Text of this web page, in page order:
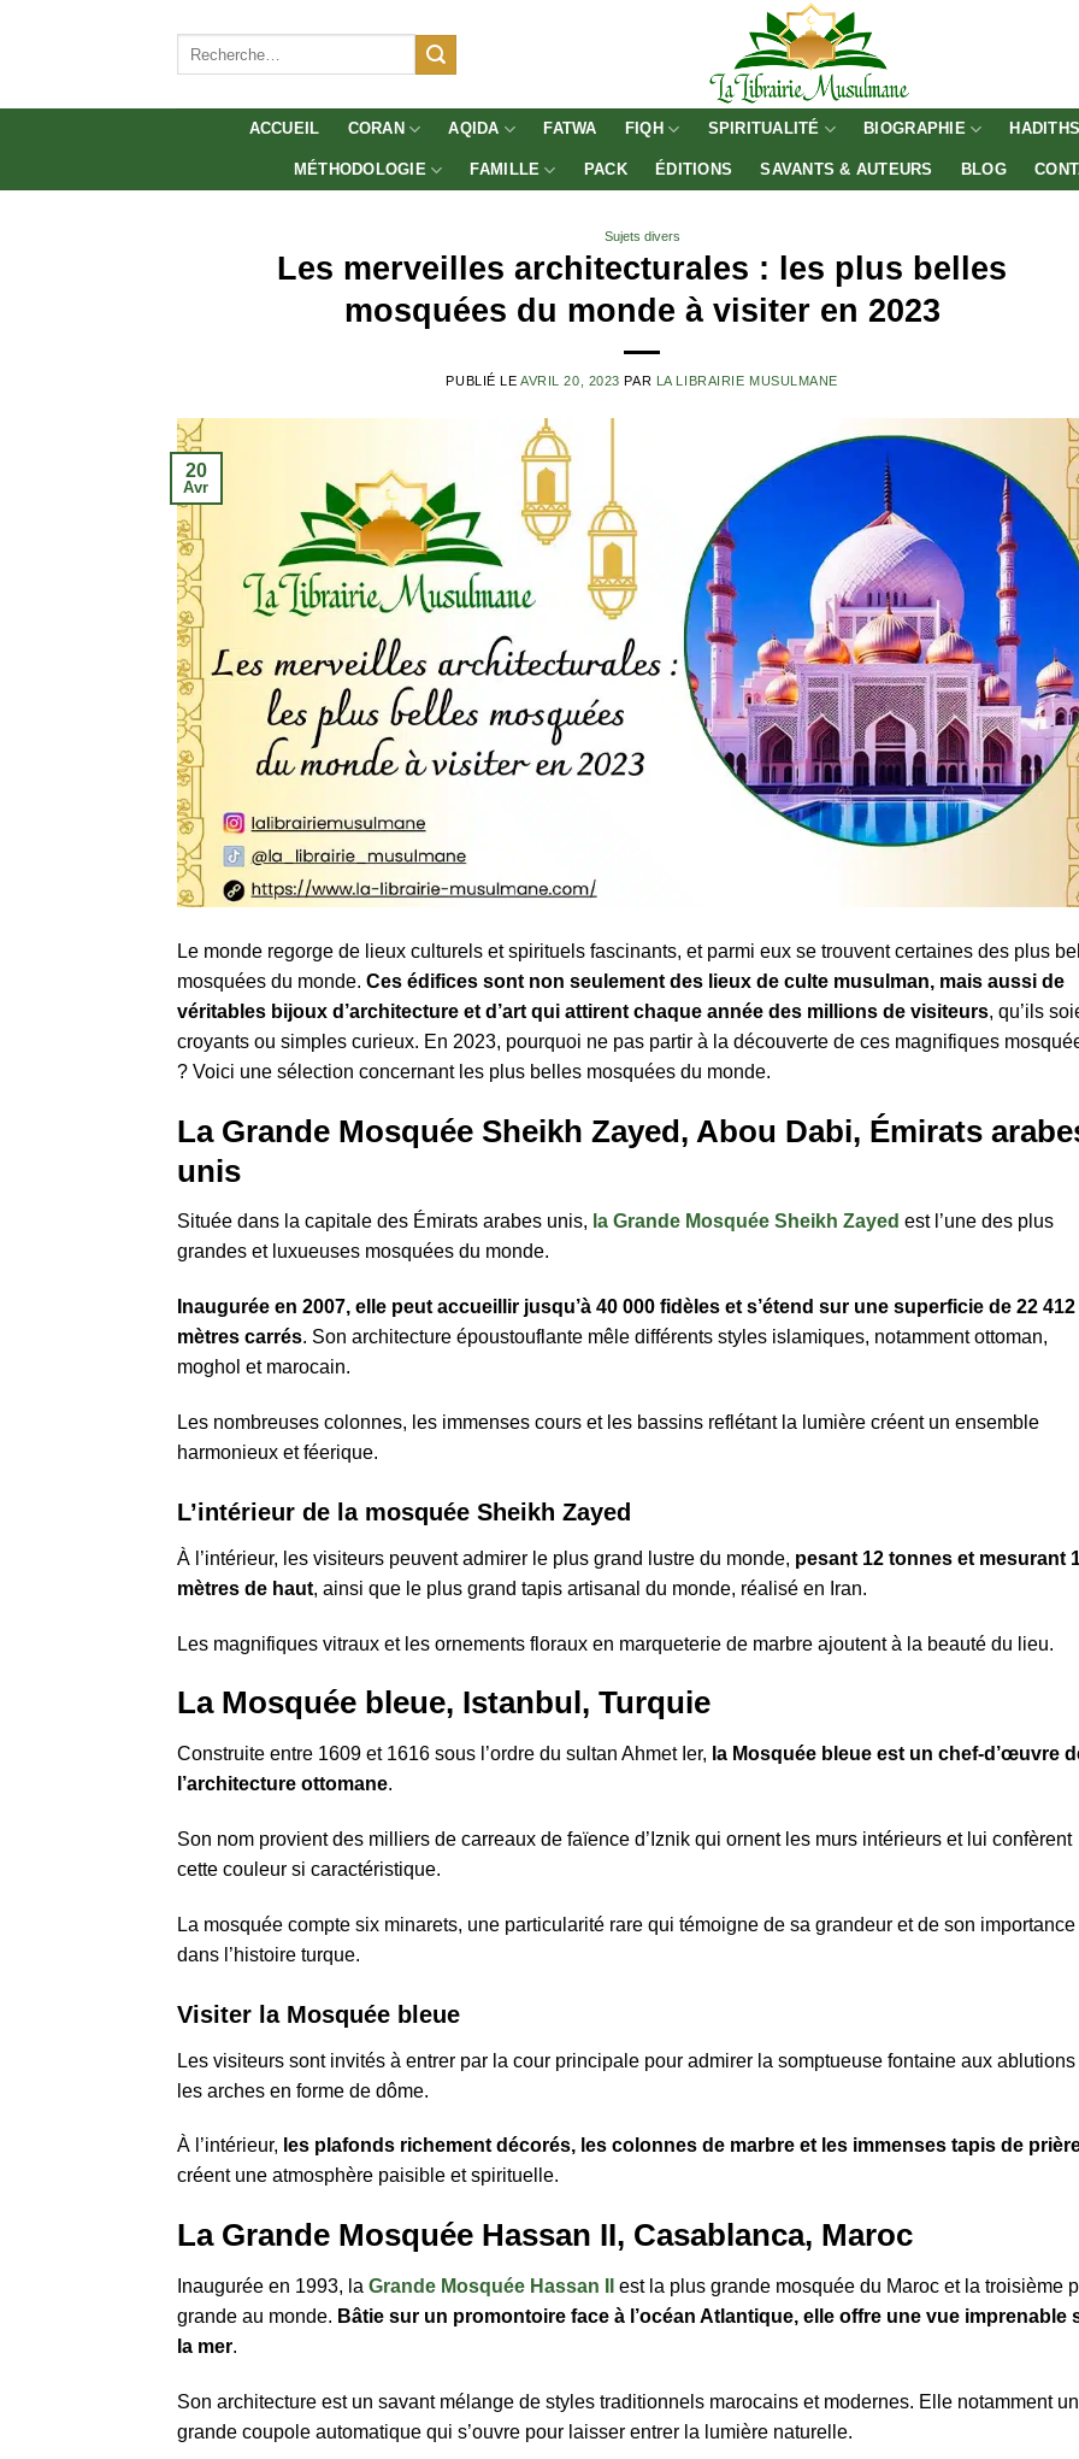
ACCUEIL CORAN AQIDA FATWA FIQH SPIRITUALITÉ BIOGRAPHIE HADITHS
MÉTHODOLOGIE FAMILLE PACK ÉDITIONS SAVANTS & AUTEURS BLOG
Sujets divers
Les merveilles architecturales : les plus belles
mosquées du monde à visiter en 2023
PUBLIÉ LEAVRIL 20, 2023 PAR LA LIBRAIRIE MUSULMANE
20
Avr
Le monde regorge de lieux culturels et spirituels fascinants, et parmi eux se trouvent certaines des plus
mosquées du monde. Ces édifices sont non seulement des lieux de culte musulman, mais aussi de
véritables bijoux d’architecture et d’art qui attirent chaque année des millions de visiteurs, qu’ils
croyants ou simples curieux. En 2023, pourquoi ne pas partir à la découverte de ces magnifiques
? Voici une sélection concernant les plus belles mosquées du monde.
La Grande Mosquée Sheikh Zayed, Abou Dabi, Émirats
unis
Située dans la capitale des Émirats arabes unis, la Grande Mosquée Sheikh Zayed est l’une des plus
grandes et luxueuses mosquées du monde.
Inaugurée en 2007, elle peut accueillir jusqu’à 40 000 fidèles et s’étend sur une superficie de 22 412
mètres carrés. Son architecture époustouflante mêle différents styles islamiques, notamment ottoman,
moghol et marocain.
Les nombreuses colonnes, les immenses cours et les bassins reflétant la lumière créent un ensemble
harmonieux et féerique.
L’intérieur de la mosquée Sheikh Zayed
À l’intérieur, les visiteurs peuvent admirer le plus grand lustre du monde, pesant 12 tonnes et mesurant
mètres de haut, ainsi que le plus grand tapis artisanal du monde, réalisé en Iran.
Les magnifiques vitraux et les ornements floraux en marqueterie de marbre ajoutent à la beauté du lieu.
La Mosquée bleue, Istanbul, Turquie
Construite entre 1609 et 1616 sous l’ordre du sultan Ahmet Ier, la Mosquée bleue est un chef-d’œuvre
l’architecture ottomane.
Son nom provient des milliers de carreaux de faïence d’Iznik qui ornent les murs intérieurs et lui confèrent
cette couleur si caractéristique.
La mosquée compte six minarets, une particularité rare qui témoigne de sa grandeur et de son importance
dans l’histoire turque.
Visiter la Mosquée bleue
Les visiteurs sont invités à entrer par la cour principale pour admirer la somptueuse fontaine aux ablutions
les arches en forme de dôme.
À l’intérieur, les plafonds richement décorés, les colonnes de marbre et les immenses tapis de
créent une atmosphère paisible et spirituelle.
La Grande Mosquée Hassan II, Casablanca, Maroc
Inaugurée en 1993, la Grande Mosquée Hassan II
est la plus grande mosquée du Maroc et la troisième
grande au monde. Bâtie sur un promontoire face à l’océan Atlantique, elle offre une vue imprenable
la mer.
Son architecture est un savant mélange de styles traditionnels marocains et modernes. Elle notamment
grande coupole automatique qui s’ouvre pour laisser entrer la lumière naturelle.